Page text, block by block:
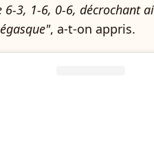
6-3, 1-6, 0-6, décrochant
, a-t-on appris.